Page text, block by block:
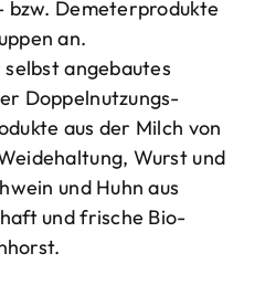
bzw. Demeterprodukte
an.
selbst angebautes
Doppelnutzungs-
aus der Milch von
Wurst und
und Huhn aus
und frische Bio-